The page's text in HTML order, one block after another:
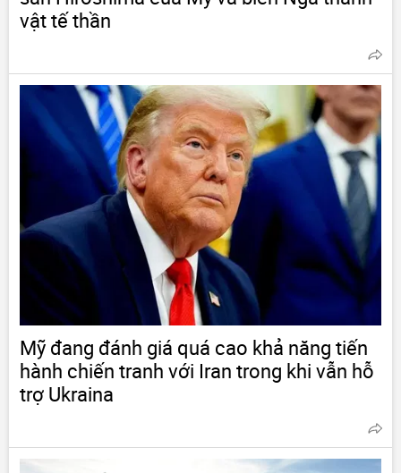
vật tế thần
Mỹ đang đánh giá quá cao khả năng tiến
hành chiến tranh với Iran trong khi vẫn hỗ
trợ Ukraina